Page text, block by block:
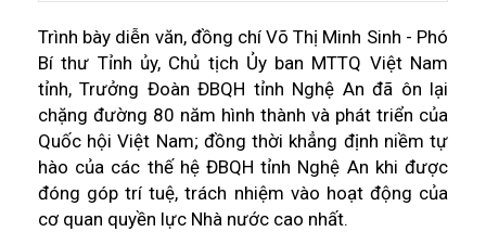
Trình bày diễn văn, đồng chí Võ Thị Minh Sinh - Phó
Bí thư Tỉnh ủy, Chủ tịch Ủy ban MTTQ Việt Nam
tỉnh, Trưởng Đoàn ĐBQH tỉnh Nghệ An đã ôn lại
chặng đường 80 năm hình thành và phát triển của
Quốc hội Việt Nam; đồng thời khẳng định niềm tự
hào của các thế hệ ĐBQH tỉnh Nghệ An khi được
đóng góp trí tuệ, trách nhiệm vào hoạt động của
cơ quan quyền lực Nhà nước cao nhất.